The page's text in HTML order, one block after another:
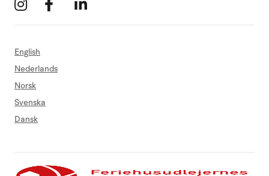
English
Nederlands
Norsk
Svenska
Dansk